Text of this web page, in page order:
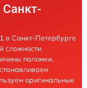
в Санкт-Петербурге
сложности.
поломки,
оригинальные